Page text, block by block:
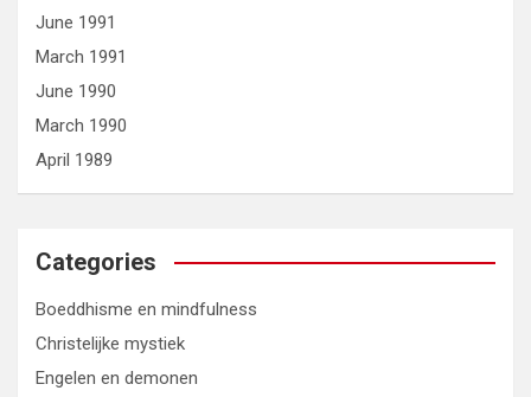
June 1991
March 1991
June 1990
March 1990
April 1989
Categories
Boeddhisme en mindfulness
Christelijke mystiek
Engelen en demonen